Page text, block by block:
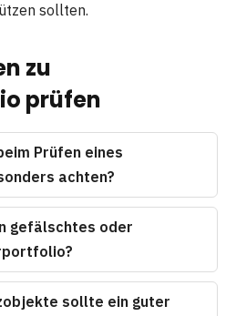
sollten.
zu
prüfen
Prüfen eines
achten?
gefälschtes oder
sollte ein guter